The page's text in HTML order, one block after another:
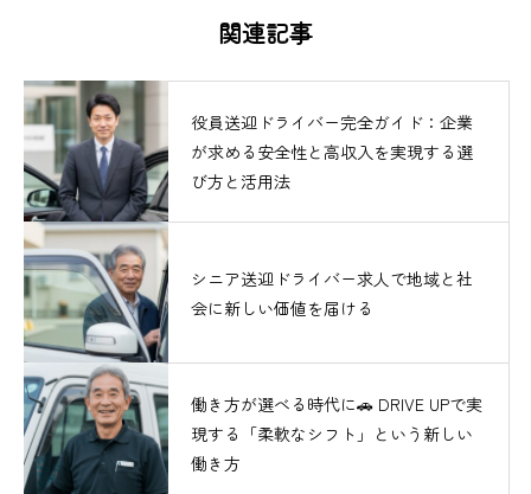
関連記事
役員送迎ドライバー完全ガイド：企業
が求める安全性と高収入を実現する選
び方と活用法
シニア送迎ドライバー求人で地域と社
会に新しい価値を届ける
働き方が選べる時代に🚗 DRIVE UPで実
現する「柔軟なシフト」という新しい
働き方